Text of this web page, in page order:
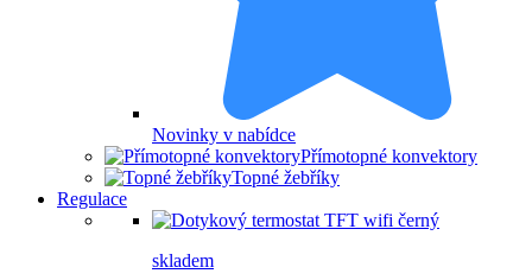
Novinky v nabídce
Přímotopné konvektory
Topné žebříky
Regulace
skladem